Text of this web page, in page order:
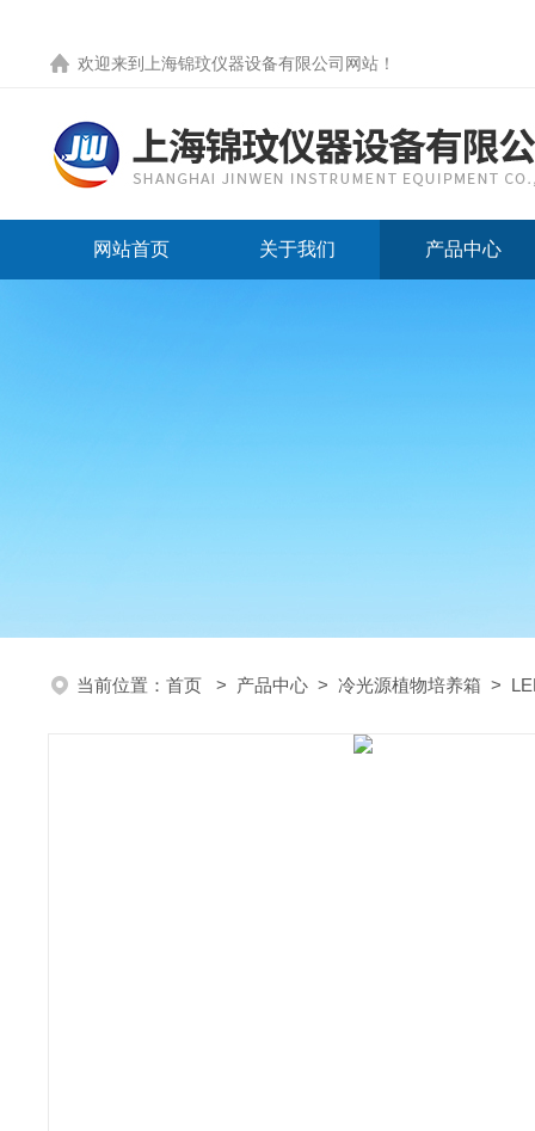
欢迎来到 上海锦玟仪器设备有限公司网站 ！
网站首页 关于我们 产品中心
当前位置： 首页 > 产品中心 > 冷光源植物培养箱 >